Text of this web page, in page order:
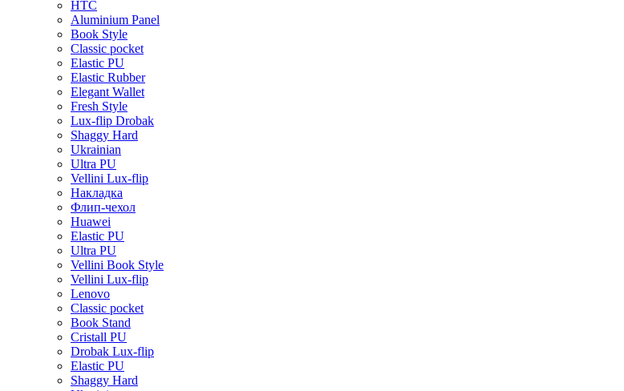
HTC
Aluminium Panel
Book Style
Classic pocket
Elastic PU
Elastic Rubber
Elegant Wallet
Fresh Style
Lux-flip Drobak
Shaggy Hard
Ukrainian
Ultra PU
Vellini Lux-flip
Накладка
Флип-чехол
Huawei
Elastic PU
Ultra PU
Vellini Book Style
Vellini Lux-flip
Lenovo
Classic pocket
Book Stand
Cristall PU
Drobak Lux-flip
Elastic PU
Shaggy Hard